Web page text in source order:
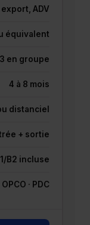
ADV
équivalent
en groupe
4 à 8 mois
distanciel
+ sortie
B2 incluse
OPCO · PDC